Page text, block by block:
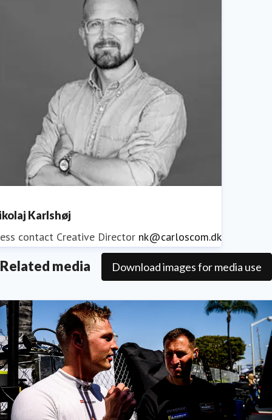
Karlshøj
contact Creative Director nk@carloscom.dk
Related media Download images for media use